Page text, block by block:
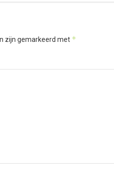
zijn gemarkeerd met *